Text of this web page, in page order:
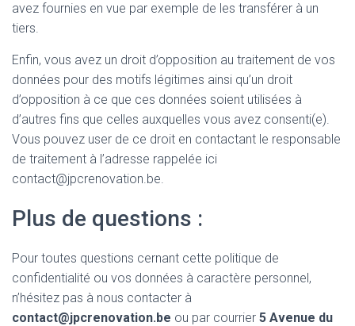
avez fournies en vue par exemple de les transférer à un
tiers.
Enfin, vous avez un droit d’opposition au traitement de vos
données pour des motifs légitimes ainsi qu’un droit
d’opposition à ce que ces données soient utilisées à
d’autres fins que celles auxquelles vous avez consenti(e).
Vous pouvez user de ce droit en contactant le responsable
de traitement à l’adresse rappelée ici
contact@jpcrenovation.be.
Plus de questions :
Pour toutes questions cernant cette politique de
confidentialité ou vos données à caractère personnel,
n’hésitez pas à nous contacter à
contact@jpcrenovation.be ou par courrier 5 Avenue du